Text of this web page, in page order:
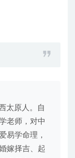
太原人。自
老师，对中
易学命理，
嫁择吉、起